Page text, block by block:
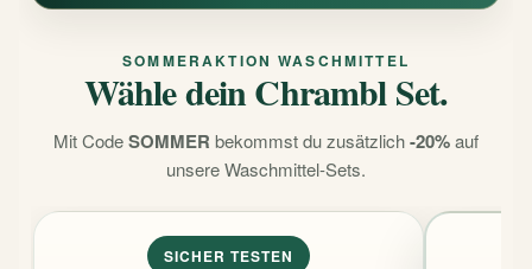
SOMMERAKTION WASCHMITTEL
Wähle dein Chrambl Set.
Mit CodeSOMMER bekommst du zusätzlich-20%auf
unsere Waschmittel-Sets.
SICHER TESTEN